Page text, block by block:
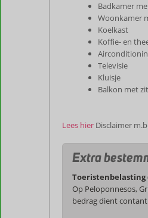
Badkamer
Woonkamer
Koelkast
Koffie- en
Televisie
Kluisje
Balkon met
Lees hier Disclaimer
Extra
Toeristenbelasting
Op Peloponnesos,
bedrag dient